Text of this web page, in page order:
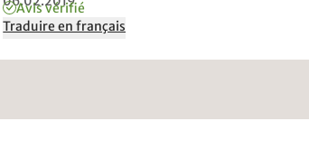
einwandfrei. Das Möbelstück sieht in der Realität
noch besser aus, als auf den ohnehin tollen
Avis vérifié
Traduire en français